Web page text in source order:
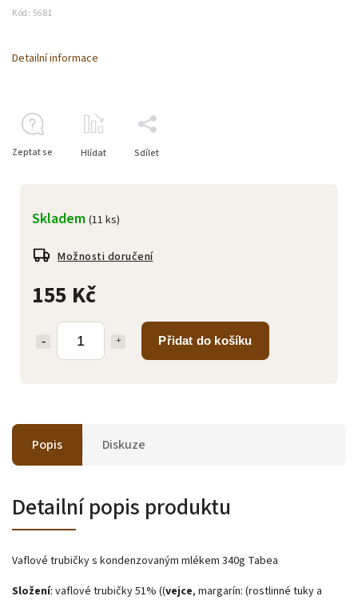
Kód: 5681
155 Kč
Přidat do košíku
Skladem (11 ks)
Možnosti doručení
Detailní informace
Zeptat se Hlídat Sdílet
Popis Diskuze
Detailní popis produktu
Vaflové trubičky s kondenzovaným mlékem 340g Tabea
Složení: vaflové trubičky 51% ((vejce, margarín: (rostlinné tuky a